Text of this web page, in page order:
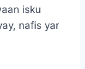
isku
nafis yar